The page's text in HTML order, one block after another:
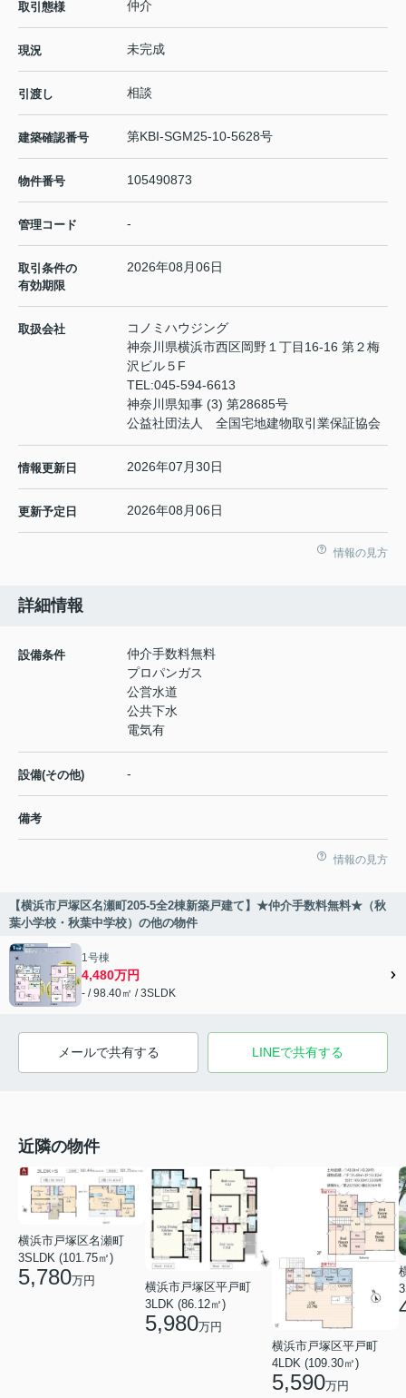
取引態様 仲介
現況 未完成
引渡し 相談
建築確認番号 第KBI-SGM25-10-5628号
物件番号 105490873
管理コード -
取引条件の
有効期限
2026年08月06日
取扱会社
コノミハウジング
神奈川県横浜市西区岡野１丁目16-16 第２梅
沢ビル５F
TEL:045-594-6613
神奈川県知事 (3) 第28685号
公益社団法人 全国宅地建物取引業保証協会
情報更新日 2026年07月30日
更新予定日 2026年08月06日
情報の見方
詳細情報
設備条件
仲介手数料無料
プロパンガス
公営水道
公共下水
電気有
設備(その他) -
備考
情報の見方
【横浜市戸塚区名瀬町205-5全2棟新築戸建て】★仲介手数料無料★（秋
葉小学校・秋葉中学校）の他の物件
1号棟
4,480万円
- / 98.40㎡ / 3SLDK
メールで共有する LINEで共有する
近隣の物件
横浜市戸塚区名瀬町
3SLDK (101.75㎡)
5,780万円
横浜市戸塚区平戸町
3LDK (86.12㎡)
5,980万円
横浜市戸塚区平戸町
4LDK (109.30㎡)
5,590万円